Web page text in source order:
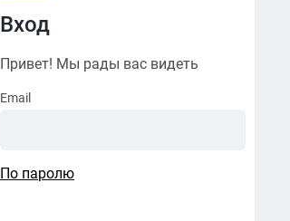
Вход
Привет! Мы рады вас видеть
Email
По паролю